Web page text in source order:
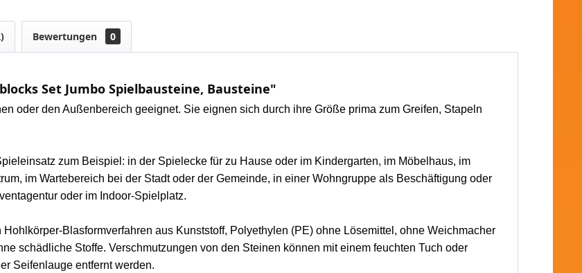
Bewertungen 0
Set Jumbo Spielbausteine, Bausteine"
oder den Außenbereich geeignet. Sie eignen sich durch ihre Größe prima zum Greifen, Stapeln
zum Beispiel: in der Spielecke für zu Hause oder im Kindergarten, im Möbelhaus, im
im Wartebereich bei der Stadt oder der Gemeinde, in einer Wohngruppe als Beschäftigung oder
oder im Indoor-Spielplatz.
Blasformverfahren aus Kunststoff, Polyethylen (PE) ohne Lösemittel, ohne Weichmacher
schädliche Stoffe. Verschmutzungen von den Steinen können mit einem feuchten Tuch oder
Seifenlauge entfernt werden.